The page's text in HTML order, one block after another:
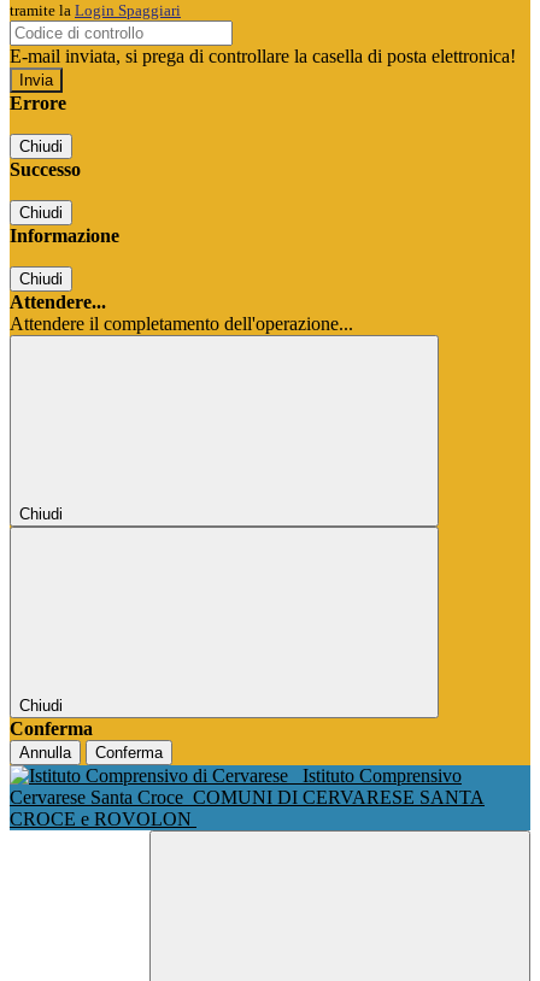
tramite la Login Spaggiari
E-mail inviata, si prega di controllare la casella di posta elettronica!
Errore
Chiudi
Successo
Chiudi
Informazione
Chiudi
Attendere...
Attendere il completamento dell'operazione...
Chiudi
Chiudi
Conferma
Annulla Conferma
Istituto Comprensivo
Cervarese Santa Croce COMUNI DI CERVARESE SANTA
CROCE e ROVOLON